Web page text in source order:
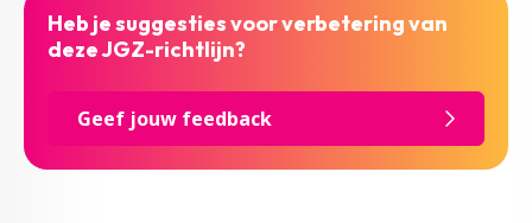
Heb je suggesties voor verbetering van
deze JGZ-richtlijn?
Geef jouw feedback